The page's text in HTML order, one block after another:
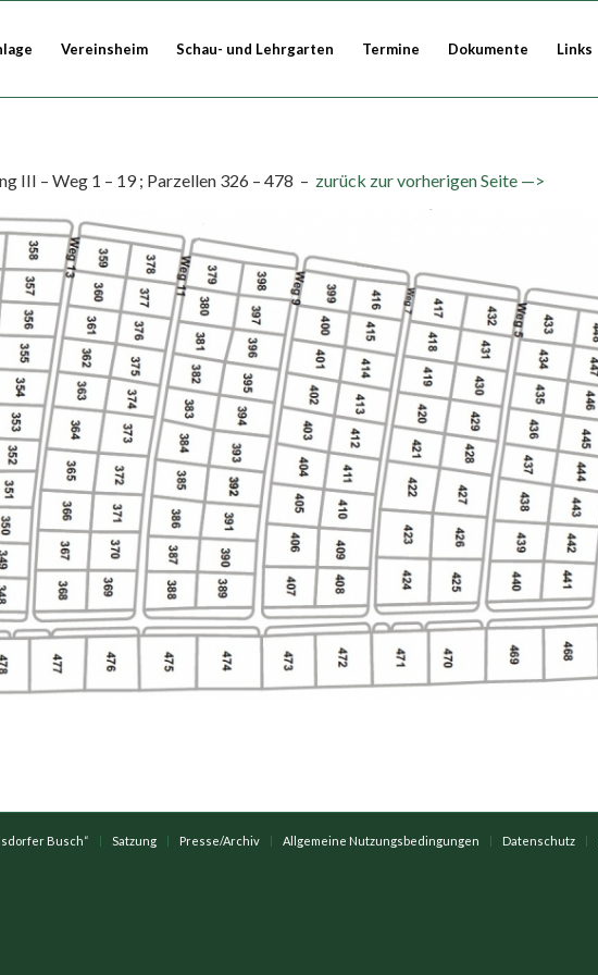
Vereinsheim Schau- und Lehrgarten Termine Dokumente Links
III – Weg 1 – 19 ; Parzellen 326 – 478 – zurück zur vorherigen Seite —>
Busch“ Satzung Presse/Archiv Allgemeine Nutzungsbedingungen Datenschutz